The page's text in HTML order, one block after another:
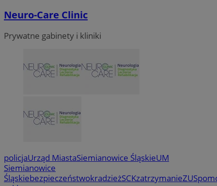
Neuro-Care Clinic
Prywatne gabinety i kliniki
policjaUrząd MiastaSiemianowice ŚląskieUM
Siemianowice
ŚląskiebezpieczeństwokradzieżSCKzatrzymanieZUS